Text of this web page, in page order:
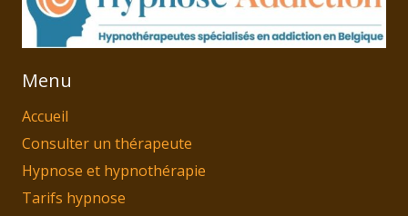
Menu
Accueil
Consulter un thérapeute
Hypnose et hypnothérapie
Tarifs hypnose